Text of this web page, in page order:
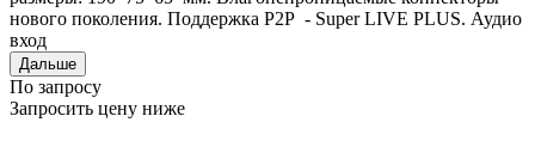
нового поколения. Поддержка P2P - Super LIVE PLUS. Аудио
вход
Дальше
По запросу
Запросить цену ниже